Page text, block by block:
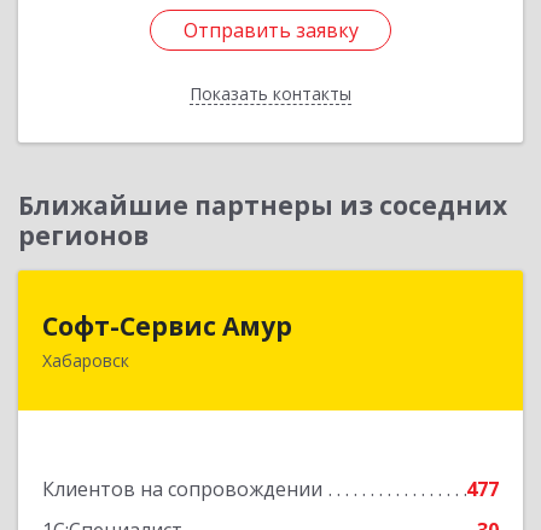
Отправить заявку
Показать контакты
Отправить заявку
Назад
Ближайшие партнеры из соседних
регионов
Софт-Сервис Амур
Хабаровск
Клиентов на сопровождении
477
680000, Хабаровский край, Хабаровск г,